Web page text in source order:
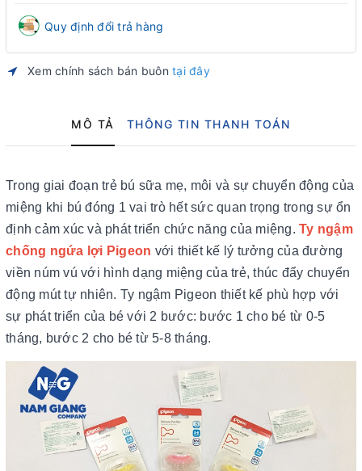
Quy định đổi trả hàng
Xem chính sách bán buôn tại đây
MÔ TẢ THÔNG TIN THANH TOÁN
Trong giai đoạn trẻ bú sữa mẹ, môi và sự chuyển động của
miệng khi bú đóng 1 vai trò hết sức quan trọng trong sự ổn
định cảm xúc và phát triển chức năng của miệng. Ty ngậm
chống ngứa lợi Pigeon với thiết kế lý tưởng của đường
viền núm vú với hình dạng miệng của trẻ, thúc đẩy chuyển
động mút tự nhiên. Ty ngậm Pigeon thiết kế phù hợp với
sự phát triển của bé với 2 bước: bước 1 cho bé từ 0-5
tháng, bước 2 cho bé từ 5-8 tháng.